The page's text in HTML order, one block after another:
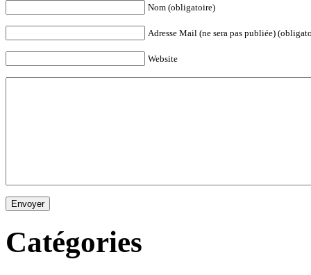
Nom (obligatoire)
Adresse Mail (ne sera pas publiée)
Website
Envoyer
Catégories